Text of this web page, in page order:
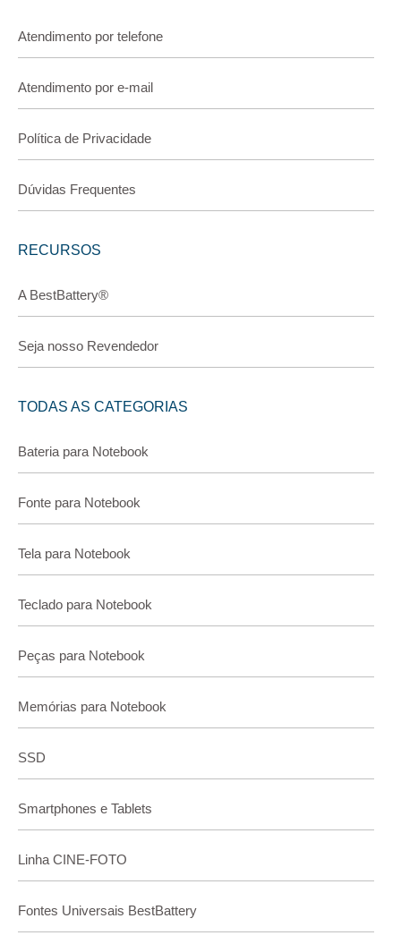
Atendimento por telefone
Atendimento por e-mail
Política de Privacidade
Dúvidas Frequentes
RECURSOS
A BestBattery®
Seja nosso Revendedor
TODAS AS CATEGORIAS
Bateria para Notebook
Fonte para Notebook
Tela para Notebook
Teclado para Notebook
Peças para Notebook
Memórias para Notebook
SSD
Smartphones e Tablets
Linha CINE-FOTO
Fontes Universais BestBattery